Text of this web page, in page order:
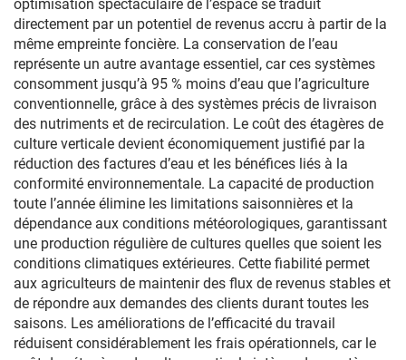
optimisation spectaculaire de l’espace se traduit
directement par un potentiel de revenus accru à partir de la
même empreinte foncière. La conservation de l’eau
représente un autre avantage essentiel, car ces systèmes
consomment jusqu’à 95 % moins d’eau que l’agriculture
conventionnelle, grâce à des systèmes précis de livraison
des nutriments et de recirculation. Le coût des étagères de
culture verticale devient économiquement justifié par la
réduction des factures d’eau et les bénéfices liés à la
conformité environnementale. La capacité de production
toute l’année élimine les limitations saisonnières et la
dépendance aux conditions météorologiques, garantissant
une production régulière de cultures quelles que soient les
conditions climatiques extérieures. Cette fiabilité permet
aux agriculteurs de maintenir des flux de revenus stables et
de répondre aux demandes des clients durant toutes les
saisons. Les améliorations de l’efficacité du travail
réduisent considérablement les frais opérationnels, car le